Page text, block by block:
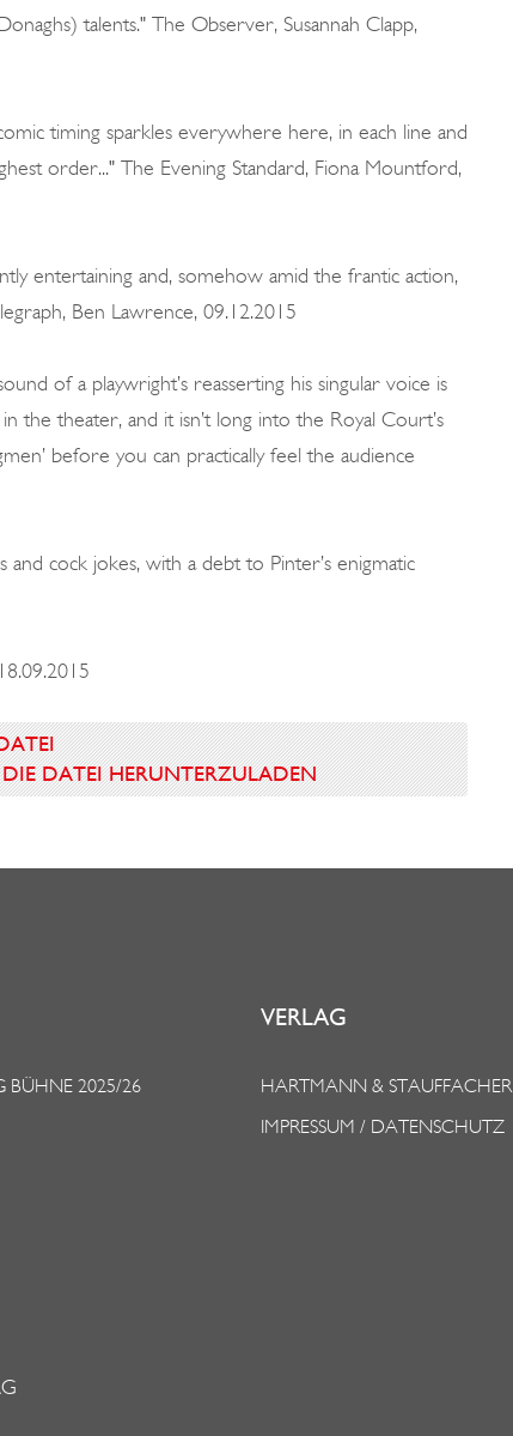
talents." The Observer, Susannah Clapp,
timing sparkles everywhere here, in each line and
order..." The Evening Standard, Fiona Mountford,
entertaining and, somehow amid the frantic action,
Ben Lawrence, 09.12.2015
of a playwright’s reasserting his singular voice is
the theater, and it isn’t long into the Royal Court’s
before you can practically feel the audience
cock jokes, with a debt to Pinter’s enigmatic
DATEI HERUNTERZULADEN
BÜHNE 2025/26
VERLAG
HARTMANN & STAUFFACHER
IMPRESSUM / DATENSCHUTZ